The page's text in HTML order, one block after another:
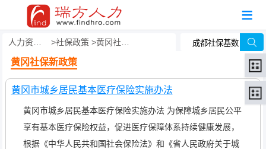
社保政策 黄冈社保新政策
黄冈社保新政策
黄冈市城乡居民基本医疗保险实施办法
黄冈市城乡居民基本医疗保险实施办法 为保障城乡居民公平
享有基本医疗保险权益，促进医疗保障体系持续健康发展，
根据《中华人民共和国社会保险法》和《省人民政府关于城